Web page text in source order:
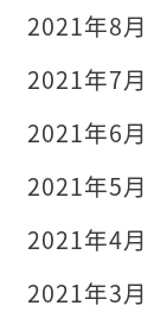
2021年8月
2021年7月
2021年6月
2021年5月
2021年4月
2021年3月